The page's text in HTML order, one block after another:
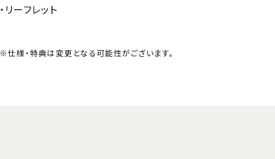
・リーフレット
※仕様・特典は変更となる可能性がございます。